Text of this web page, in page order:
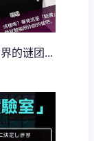
的谜团...